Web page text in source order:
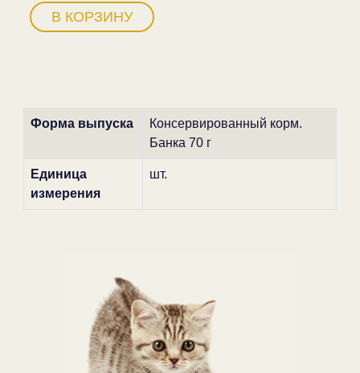
В КОРЗИНУ
Форма выпуска
Консервированный корм.
Банка 70 г
Единица
измерения
шт.